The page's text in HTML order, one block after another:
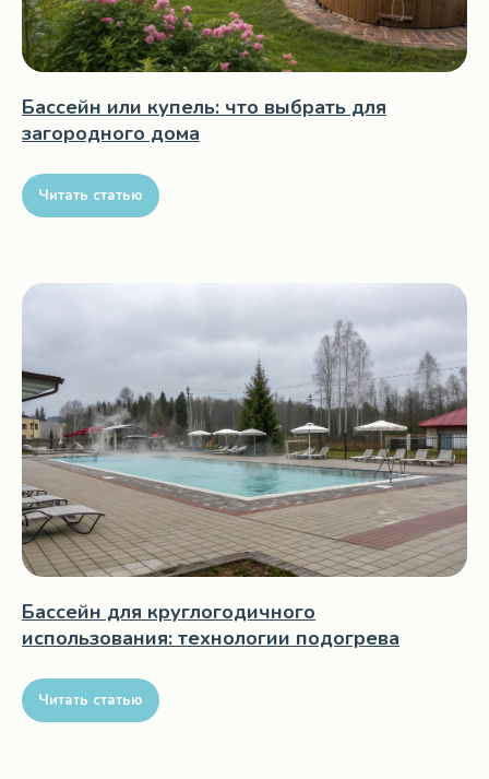
Бассейн или купель: что выбрать для
загородного дома
Читать статью
Бассейн для круглогодичного
использования: технологии подогрева
Читать статью